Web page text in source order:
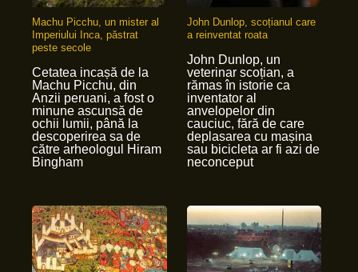
Machu Picchu, un mister al
Imperiului Inca, păstrat
peste secole
Cetatea incașă de la
Machu Picchu, din
Anzii peruani, a fost o
minune ascunsă de
ochii lumii, până la
descoperirea sa de
către arheologul Hiram
Bingham
John Dunlop, scoțianul care
a reinventat roata
John Dunlop, un
veterinar scoțian, a
rămas în istorie ca
inventator al
anvelopelor din
cauciuc, fără de care
deplasarea cu mașina
sau bicicleta ar fi azi de
neconceput